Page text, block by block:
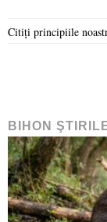
Citiți principiile
BIHON